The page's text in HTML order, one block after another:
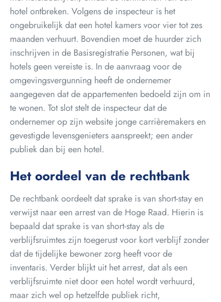
hotel ontbreken. Volgens de inspecteur is het
ongebruikelijk dat een hotel kamers voor vier tot zes
maanden verhuurt. Bovendien moet de huurder zich
inschrijven in de Basisregistratie Personen, wat bij
hotels geen vereiste is. In de aanvraag voor de
omgevingsvergunning heeft de ondernemer
aangegeven dat de appartementen bedoeld zijn om in
te wonen. Tot slot stelt de inspecteur dat de
ondernemer op zijn website jonge carrièremakers en
gevestigde levensgenieters aanspreekt; een ander
publiek dan bij een hotel.
Het oordeel van de rechtbank
De rechtbank oordeelt dat sprake is van short-stay en
verwijst naar een arrest van de Hoge Raad. Hierin is
bepaald dat sprake is van short-stay als de
verblijfsruimtes zijn toegerust voor kort verblijf zonder
dat de tijdelijke bewoner zorg heeft voor de
inventaris. Verder blijkt uit het arrest, dat als een
verblijfsruimte niet door een hotel wordt verhuurd,
maar zich wel op hetzelfde publiek richt,